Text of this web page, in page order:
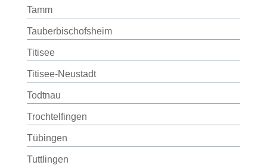
Tamm
Tauberbischofsheim
Titisee
Titisee-Neustadt
Todtnau
Trochtelfingen
Tübingen
Tuttlingen